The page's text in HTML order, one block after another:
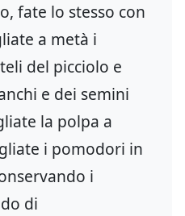
fate lo stesso con
a metà i
del picciolo e
e dei semini
la polpa a
i pomodori in
i
di